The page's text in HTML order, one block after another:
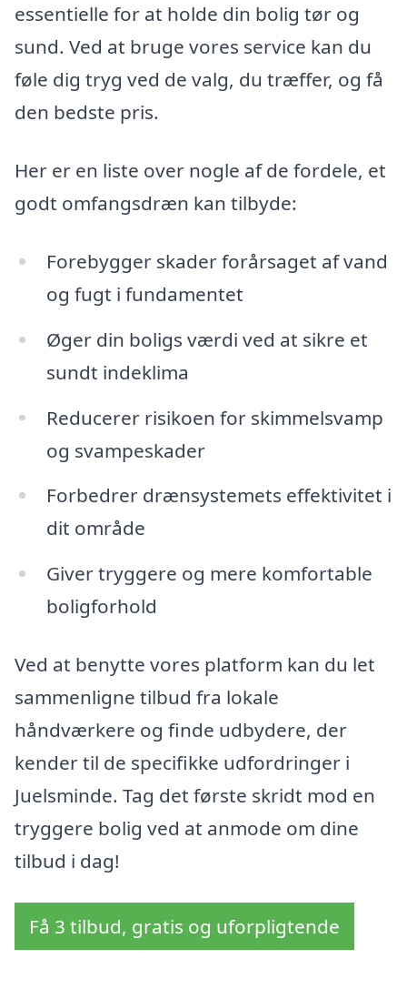
essentielle for at holde din bolig tør og
sund. Ved at bruge vores service kan du
føle dig tryg ved de valg, du træffer, og få
den bedste pris.
Her er en liste over nogle af de fordele, et
godt omfangsdræn kan tilbyde:
Forebygger skader forårsaget af vand
og fugt i fundamentet
Øger din boligs værdi ved at sikre et
sundt indeklima
Reducerer risikoen for skimmelsvamp
og svampeskader
Forbedrer drænsystemets effektivitet i
dit område
Giver tryggere og mere komfortable
boligforhold
Ved at benytte vores platform kan du let
sammenligne tilbud fra lokale
håndværkere og finde udbydere, der
kender til de specifikke udfordringer i
Juelsminde. Tag det første skridt mod en
tryggere bolig ved at anmode om dine
tilbud i dag!
Få 3 tilbud, gratis og uforpligtende